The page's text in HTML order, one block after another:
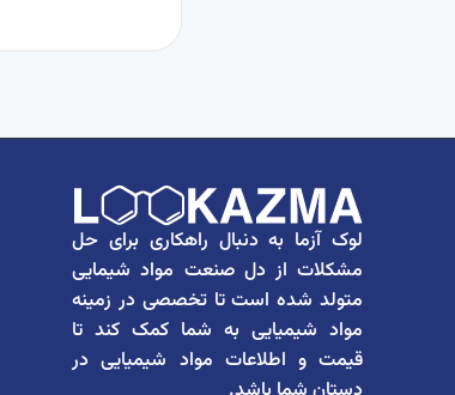
لوک آزما به دنبال راهکاری برای حل
مشکلات از دل صنعت مواد شیمایی
متولد شده است تا تخصصی در زمینه
مواد شیمیایی به شما کمک کند تا
قیمت و اطلاعات مواد شیمیایی در